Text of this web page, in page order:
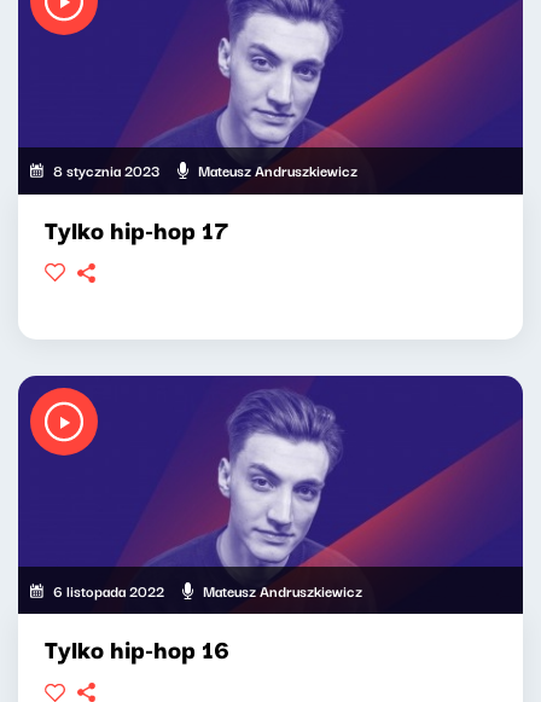
8 stycznia 2023 Mateusz Andruszkiewicz
Tylko hip-hop 17
6 listopada 2022 Mateusz Andruszkiewicz
Tylko hip-hop 16